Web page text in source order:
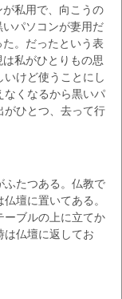
が私用で、向こうの
いパソコンが妻用だ
た。だったという表
は私がひとりもの思
けど使うことにし
なくなるから黒いパ
がひとつ、去って行
たつある。仏教で
壇に置いてある。
ーブルの上に立てか
は仏壇に返してお